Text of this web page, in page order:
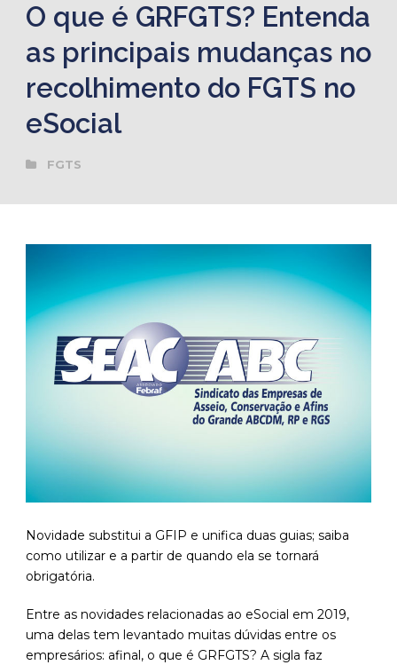
O que é GRFGTS? Entenda
as principais mudanças no
recolhimento do FGTS no
eSocial
FGTS
Novidade substitui a GFIP e unifica duas guias; saiba
como utilizar e a partir de quando ela se tornará
obrigatória.
Entre as novidades relacionadas ao eSocial em 2019,
uma delas tem levantado muitas dúvidas entre os
empresários: afinal, o que é GRFGTS? A sigla faz